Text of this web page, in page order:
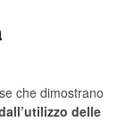
che dimostrano
delle